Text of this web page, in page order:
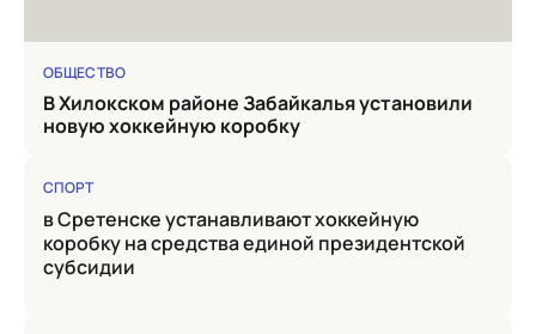
ОБЩЕСТВО
в Хилокском районе Забайкалья установили
новую хоккейную коробку
СПОРТ
в Сретенске устанавливают хоккейную
коробку на средства единой президентской
субсидии